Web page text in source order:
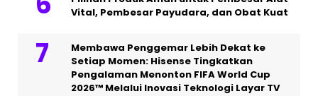
Vital, Pembesar Payudara, dan Obat Kuat
Membawa Penggemar Lebih Dekat ke
Setiap Momen: Hisense Tingkatkan
Pengalaman Menonton FIFA World Cup
2026™ Melalui Inovasi Teknologi Layar TV